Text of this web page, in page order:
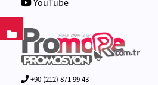
YouTube
+90 (212) 871 99 43